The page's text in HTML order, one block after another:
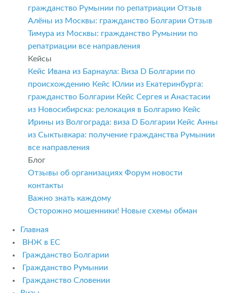
гражданство Румынии по репатриации Отзыв
Алёны из Москвы: гражданство Болгарии Отзыв
Тимура из Москвы: гражданство Румынии по
репатриации все направления
Кейсы
Кейс Ивана из Барнаула: Виза D Болгарии по
происхождению Кейс Юлии из Екатеринбурга:
гражданство Болгарии Кейс Сергея и Анастасии
из Новосибирска: релокация в Болгарию Кейс
Ирины из Волгограда: виза D Болгарии Кейс Анны
из Сыктывкара: получение гражданства Румынии
все направления
Блог
Отзывы об организациях Форум новости
контакты
Важно знать каждому
Осторожно мошенники! Новые схемы обман
Главная
ВНЖ в ЕС
Гражданство Болгарии
Гражданство Румынии
Гражданство Словении